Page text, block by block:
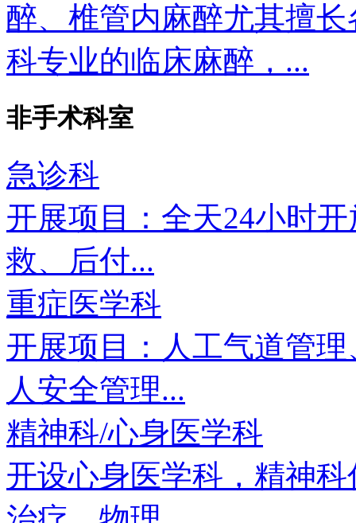
醉、椎管内麻醉尤其擅
科专业的临床麻醉，...
非手术科室
急诊科
开展项目：全天24小时
救、后付...
重症医学科
开展项目：人工气道管
人安全管理...
精神科/心身医学科
开设心身医学科，精神